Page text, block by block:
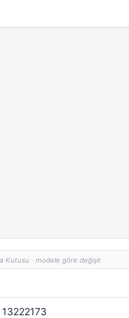
Kutusu · modele göre değişir